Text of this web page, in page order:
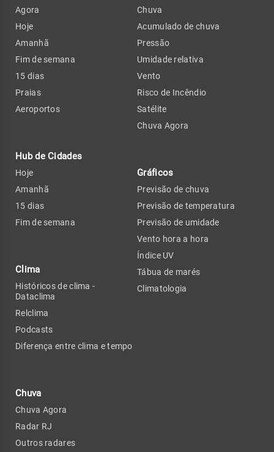
Agora
Hoje
Amanhã
Fim de semana
15 dias
Praias
Aeroportos
Hub de Cidades
Hoje
Amanhã
15 dias
Fim de semana
Clima
Históricos de clima -
Dataclima
Relclima
Podcasts
Diferença entre clima e tempo
Chuva
Chuva Agora
Radar RJ
Outros radares
Chuva
Acumulado de chuva
Pressão
Umidade relativa
Vento
Risco de Incêndio
Satélite
Chuva Agora
Gráficos
Previsão de chuva
Previsão de temperatura
Previsão de umidade
Vento hora a hora
Índice UV
Tábua de marés
Climatologia